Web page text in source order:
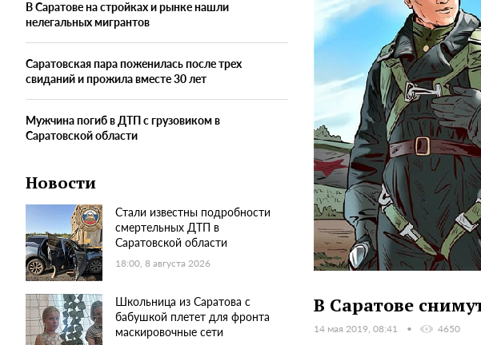
В Саратове на стройках и рынке нашли
нелегальных мигрантов
Саратовская пара поженилась после трех
свиданий и прожила вместе 30 лет
Мужчина погиб в ДТП с грузовиком в
Саратовской области
Новости
Стали известны подробности
смертельных ДТП в
Саратовской области
18:00, 8 августа 2026
Школьница из Саратова с
бабушкой плетет для фронта
маскировочные сети
В Саратове
14 мая 2019, 08:41 4650